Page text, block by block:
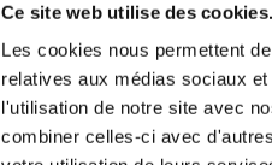
Ce site web utilise des cookies.
Les cookies nous permettent
relatives aux médias sociaux
l'utilisation de notre site avec
combiner celles-ci avec